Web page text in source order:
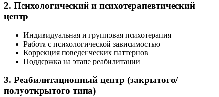
2. Психологический и психотерапевтический
центр
Индивидуальная и групповая психотерапия
Работа с психологической зависимостью
Коррекция поведенческих паттернов
Поддержка на этапе реабилитации
3. Реабилитационный центр (закрытого/
полуоткрытого типа)